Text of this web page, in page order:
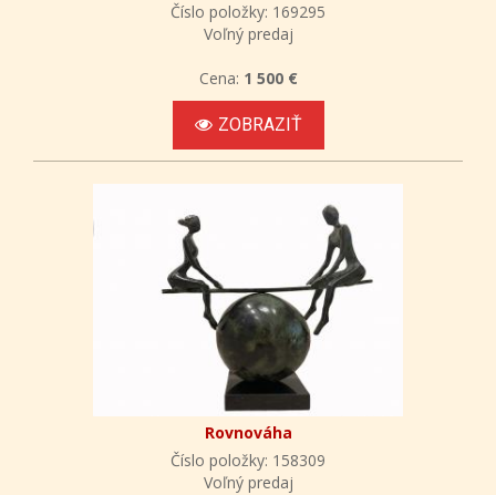
Číslo položky: 169295
Voľný predaj
Cena: 1 500 €
ZOBRAZIŤ
Rovnováha
Číslo položky: 158309
Voľný predaj